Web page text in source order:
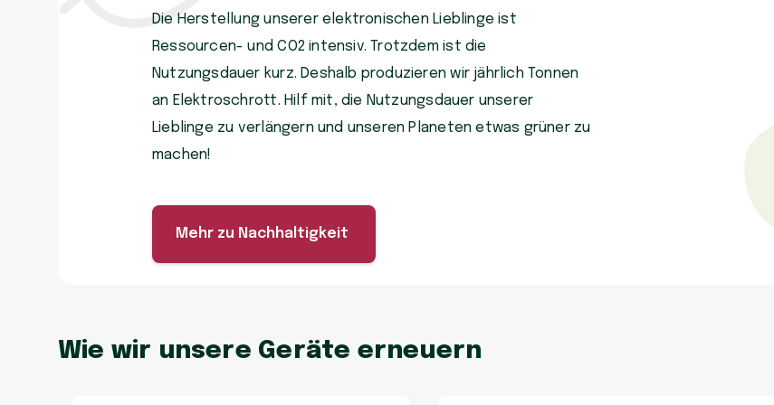
Die Herstellung unserer elektronischen Lieblinge ist
Ressourcen- und CO2 intensiv. Trotzdem ist die
Nutzungsdauer kurz. Deshalb produzieren wir jährlich Tonnen
an Elektroschrott. Hilf mit, die Nutzungsdauer unserer
Lieblinge zu verlängern und unseren Planeten etwas grüner zu
machen!
Mehr zu Nachhaltigkeit
Wie wir unsere Geräte erneuern